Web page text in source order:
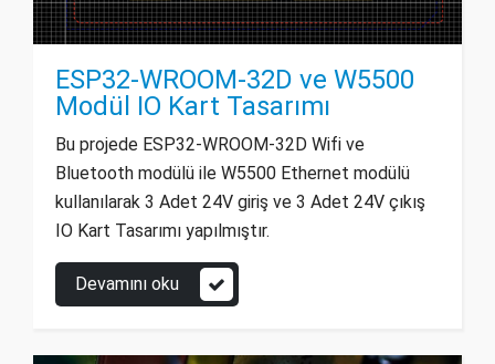
ESP32-WROOM-32D ve W5500
Modül IO Kart Tasarımı
Bu projede ESP32-WROOM-32D Wifi ve
Bluetooth modülü ile W5500 Ethernet modülü
kullanılarak 3 Adet 24V giriş ve 3 Adet 24V çıkış
IO Kart Tasarımı yapılmıştır.
Devamını oku